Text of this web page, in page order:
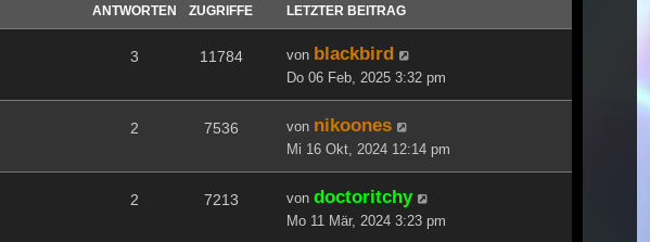
ANTWORTEN ZUGRIFFE LETZTER BEITRAG
3 11784 von blackbird
Do 06 Feb, 2025 3:32 pm
2 7536 von nikoones
Mi 16 Okt, 2024 12:14 pm
2 7213 von doctoritchy
Mo 11 Mär, 2024 3:23 pm